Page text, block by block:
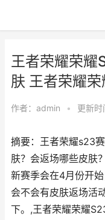
王者荣耀荣耀
肤 王者荣耀
作者： admin • 更新
摘要：王者荣耀s23
肤？会返场哪些皮肤
新赛季会在4月份开
会不会有皮肤返场活
下。,王者荣耀荣耀